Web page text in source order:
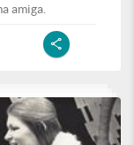
amiga.